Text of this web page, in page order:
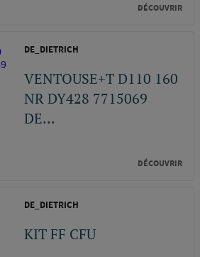
DÉCOUVRIR
DE_DIETRICH
VENTOUSE+T D110 160
NR DY428 7715069
DE...
DÉCOUVRIR
DE_DIETRICH
KIT FF CFU